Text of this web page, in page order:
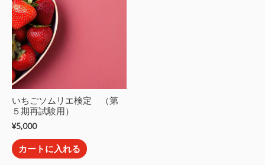
いちごソムリエ検定 （第
５期再試験用）
¥5,000
カートに入れる